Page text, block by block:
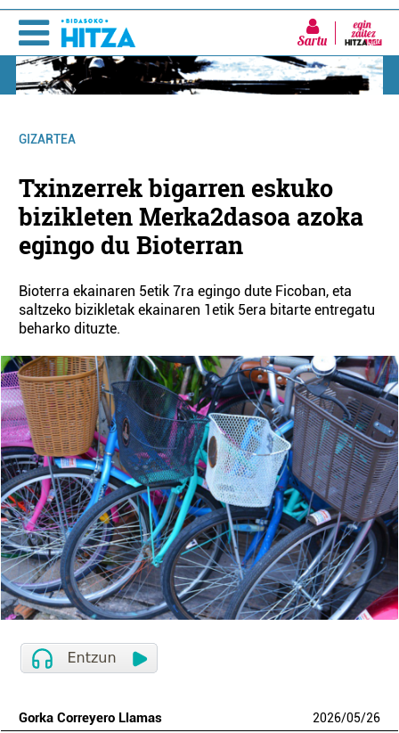
Sartu
GIZARTEA
Txinzerrek bigarren eskuko
bizikleten Merka2dasoa azoka
egingo du Bioterran
Bioterra ekainaren 5etik 7ra egingo dute Ficoban, eta
saltzeko bizikletak ekainaren 1etik 5era bitarte entregatu
beharko dituzte.
Gorka Correyero Llamas 2026/05/26